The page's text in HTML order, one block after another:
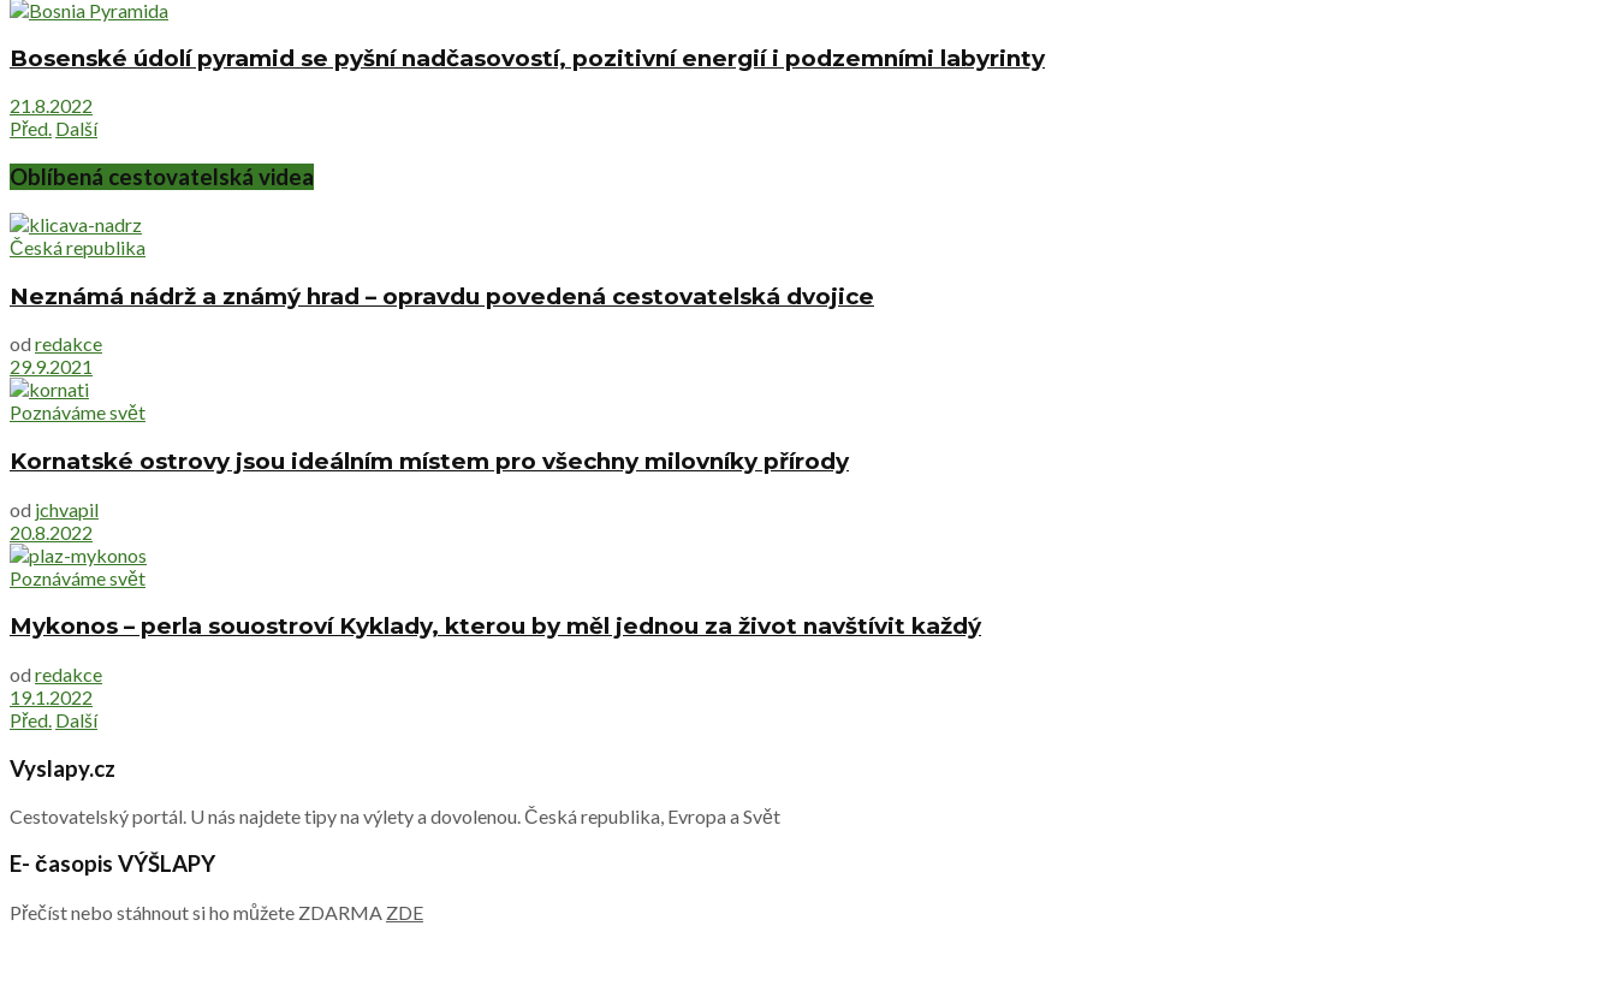
Bosenské údolí pyramid se pyšní nadčasovostí, pozitivní energií i podzemními labyrinty
21.8.2022
Před. Další
Oblíbená cestovatelská videa
Česká republika
Neznámá nádrž a známý hrad – opravdu povedená cestovatelská dvojice
od redakce
29.9.2021
Poznáváme svět
Kornatské ostrovy jsou ideálním místem pro všechny milovníky přírody
od jchvapil
20.8.2022
Poznáváme svět
Mykonos – perla souostroví Kyklady, kterou by měl jednou za život navštívit každý
od redakce
19.1.2022
Před. Další
Vyslapy.cz
Cestovatelský portál. U nás najdete tipy na výlety a dovolenou. Česká republika, Evropa a Svět
E- časopis VÝŠLAPY
Přečíst nebo stáhnout si ho můžete ZDARMA ZDE